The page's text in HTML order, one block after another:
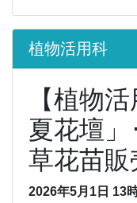
植物活用科
【植物
夏花壇」
草花苗販
2026年5月1日 13